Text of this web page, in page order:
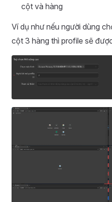
cột và hàng
Ví dụ như nếu người dùng
cột 3 hàng thì profile sẽ